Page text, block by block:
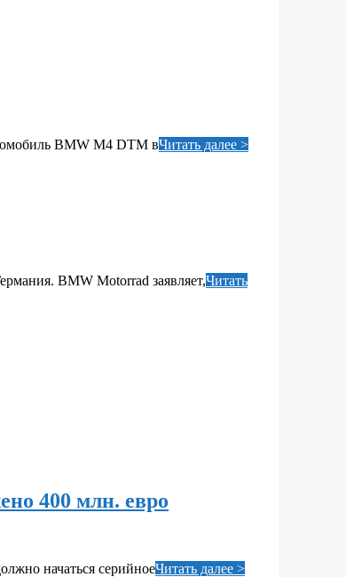
BMW M4 DTM вЧитать далее >
BMW Motorrad заявляет,Читать
400 млн. евро
начаться серийноеЧитать далее >